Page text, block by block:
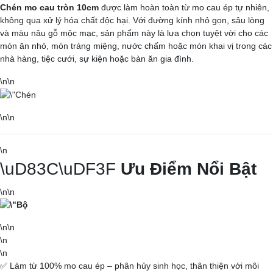
ớt, hoặc sốt ăn kèm trong các tiệc nướng BBQ ngoài
phần rau củ luộc hoặc đậu phụ, rắc hạt điều nướng lên
Chén mo cau tròn 10cm được làm hoàn toàn từ mo cau ép tự nhiên,
không qua xử lý hóa chất độc hại. Với đường kính nhỏ gọn, sâu lòng
và màu nâu gỗ mộc mạc, sản phẩm này là lựa chọn tuyệt vời cho các
món ăn nhỏ, món tráng miệng, nước chấm hoặc món khai vị trong các
nhà hàng, tiệc cưới, sự kiện hoặc bàn ăn gia đình.
\n\n
\n\n
\n
\uD83C\uDF3F Ưu Điểm Nổi Bật
\n\n
\n\n
\n
\n
✅ Làm từ 100% mo cau ép – phân hủy sinh học, thân thiện với môi